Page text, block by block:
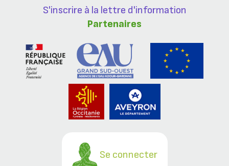
S'inscrire à la lettre d'information
Partenaires
Se connecter